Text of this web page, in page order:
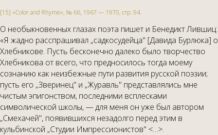
[15] «Color and Rhyme», № 66, 1967 — 1970, стр. 94.
О необыкновенных глазах поэта пишет и Бенедикт Лившиц:
«Я жадно расспрашивал „садкосудейца" [Давида Бурлюка] о
Хлебникове. Пусть бесконечно далеко было творчество
Хлебникова от всего, что предносилось тогда моему
сознанию как неизбежные пути развития русской поэзии;
пусть его „Зверинец" и „Журавль" представлялись мне
чистым эпигонством, последними всплесками
символической школы, — для меня он уже был автором
„Смехачей", появившихся незадолго перед этим в
кульбинской „Студии Импрессионистов" <…>.